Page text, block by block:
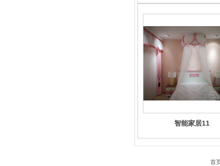
智能家居11
首